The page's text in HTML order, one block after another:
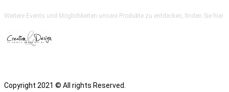
Weitere Events und Möglichkeiten unsere Produkte zu entdecken, finden Sie hier:
Copyright 2021 © All rights Reserved.